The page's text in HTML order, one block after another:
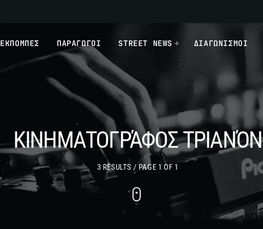
ΕΚΠΟΜΠΕΣ ΠΑΡΑΓΩΓΟΙ STREET NEWS ΔΙΑΓΩΝΙΣΜΟΙ
ΚΙΝΗΜΑΤΟΓΡΆΦΟΣ ΤΡΙΑΝΌΝ
3 RESULTS / PAGE 1 OF 1